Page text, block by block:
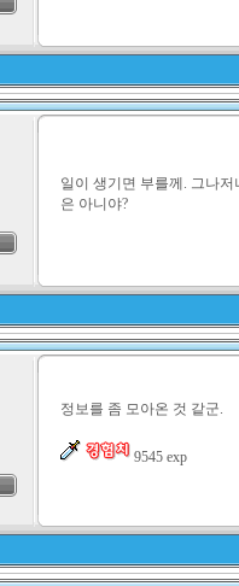
일이 생기면 부를께. 그나
은 아니야?
정보를 좀 모아온 것 같군.
9545 exp